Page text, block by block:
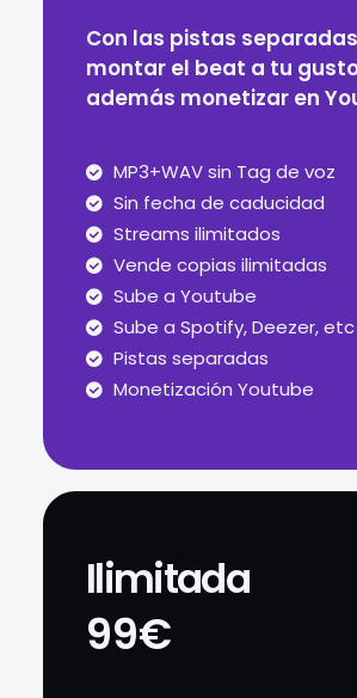
Con las pistas
montar el beat a tu
además monetizar en
MP3+WAV sin Tag de voz
Sin fecha de caducidad
Streams ilimitados
Vende copias ilimitadas
Sube a Youtube
Sube a Spotify, Deezer, etc
Pistas separadas
Monetización Youtube
Ilimitada
99€